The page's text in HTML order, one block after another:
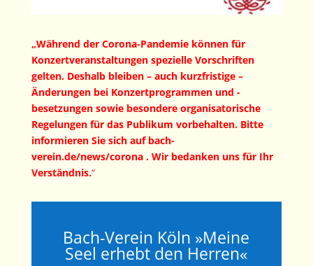
„Während der Corona-Pandemie können für
Konzertveranstaltungen spezielle Vorschriften
gelten. Deshalb bleiben – auch kurzfristige –
Änderungen bei Konzertprogrammen und -
besetzungen sowie besondere organisatorische
Regelungen für das Publikum vorbehalten. Bitte
informieren Sie sich auf bach-
verein.de/news/corona . Wir bedanken uns für Ihr
Verständnis.“
Bach-Verein Köln »Meine
Seel erhebt den Herren«